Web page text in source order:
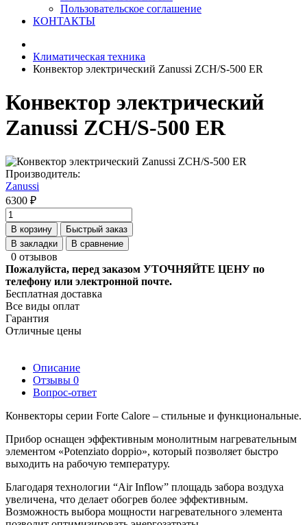
Пользовательское соглашение
КОНТАКТЫ
Климатическая техника
Конвектор электрический Zanussi ZCH/S-500 ER
Конвектор электрический
Zanussi ZCH/S-500 ER
Производитель:
Zanussi
6300 ₽
В корзину
Быстрый заказ
В закладки
В сравнение
0 отзывов
Пожалуйста, перед заказом УТОЧНЯЙТЕ ЦЕНУ по
телефону или электронной почте.
Бесплатная доставка
Все виды оплат
Гарантия
Отличные цены
Описание
Отзывы 0
Вопрос-ответ
Конвекторы серии Forte Calore – стильные и функциональные.
Прибор оснащен эффективным монолитным нагревательным
элементом «Potenziato doppio», который позволяет быстро
выходить на рабочую температуру.
Благодаря технологии “Air Inflow” площадь забора воздуха
увеличена, что делает обогрев более эффективным.
Возможность выбора мощности нагревательного элемента